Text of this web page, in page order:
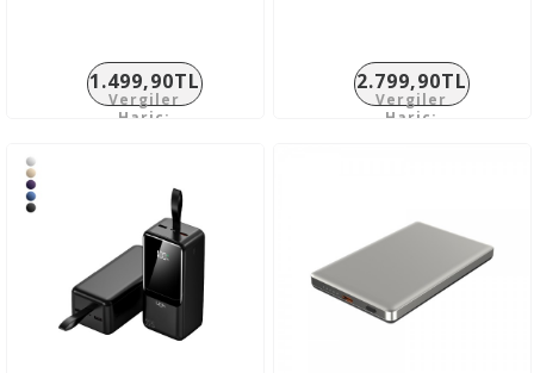
1.499,90TL
Vergiler
Hariç:
2.799,90TL
Vergiler
Hariç: